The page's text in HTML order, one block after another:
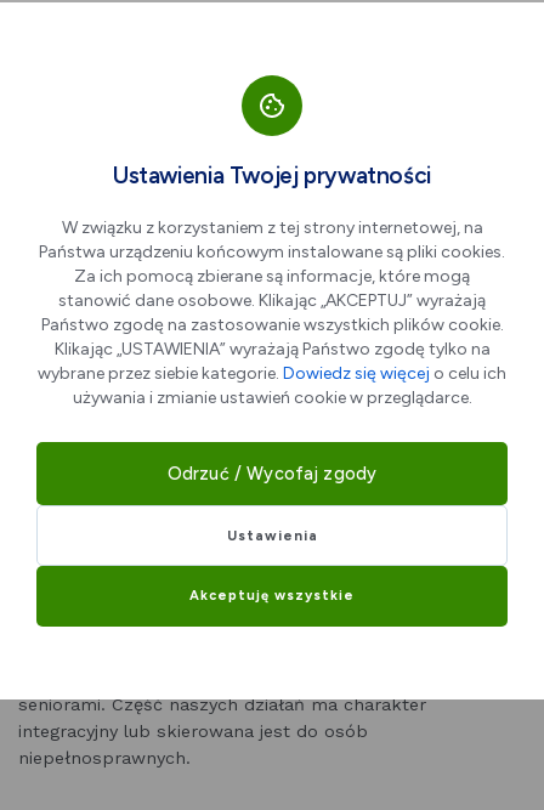
Fundacja Promocji i Rekreacji
działa od 2006 r. Ma status organizacji
pożytku publicznego.
Działamy na rzecz promocji rekreacji ruchowej, ze
szczególnym uwzględnieniem kajakarstwa i nordic walking.
Realizujemy projekty z zakresu edukacji przyrodniczej.
seniorami. Część naszych działań ma charakter
integracyjny lub skierowana jest do osób
niepełnosprawnych.
Ustawienia Twojej prywatności
W związku z korzystaniem z tej strony internetowej, na
Państwa urządzeniu końcowym instalowane są pliki cookies.
Za ich pomocą zbierane są informacje, które mogą
stanowić dane osobowe. Klikając „AKCEPTUJ” wyrażają
Państwo zgodę na zastosowanie wszystkich plików cookie.
Klikając „USTAWIENIA” wyrażają Państwo zgodę tylko na
wybrane przez siebie kategorie. Dowiedz się więcej o celu ich
używania i zmianie ustawień cookie w przeglądarce.
Odrzuć / Wycofaj zgody
Ustawienia
Akceptuję wszystkie